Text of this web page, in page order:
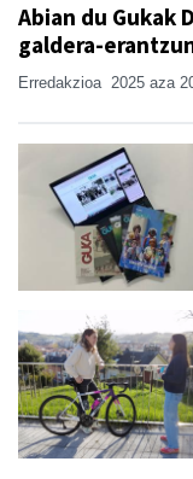
Abian du Gukak
galdera-
Erredakzioa 2025 aza